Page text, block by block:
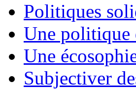
Politiques
Une politique
Une
Subjectiver